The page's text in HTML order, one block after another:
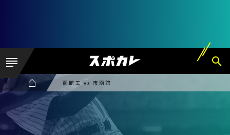
函館工 vs 市函館